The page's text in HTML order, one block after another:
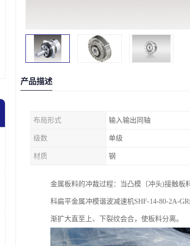
产品描述
布局形式 输入输出同轴
级数 单级
材质 钢
金属板料的冲裁过程：当凸模〔冲头)接触板
科扁平金属冲模谐波减速机SHF-14-80-2A-
渐扩大直至上、下裂纹会合，使板料分离。